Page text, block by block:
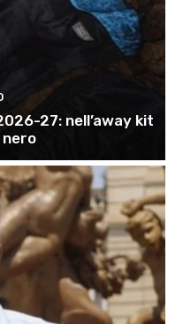
27: nell’away kit
nero